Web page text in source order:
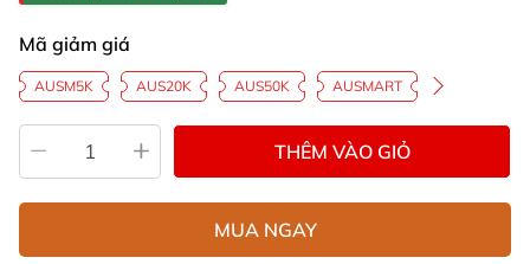
Mã giảm giá
AUSM5K AUS20K AUS50K AUSMART
THÊM VÀO GIỎ
MUA NGAY